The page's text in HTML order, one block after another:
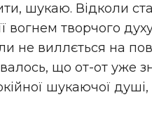
шукаю. Відколи
вогнем творчого
не виллється на
що от-от уже
шукаючої